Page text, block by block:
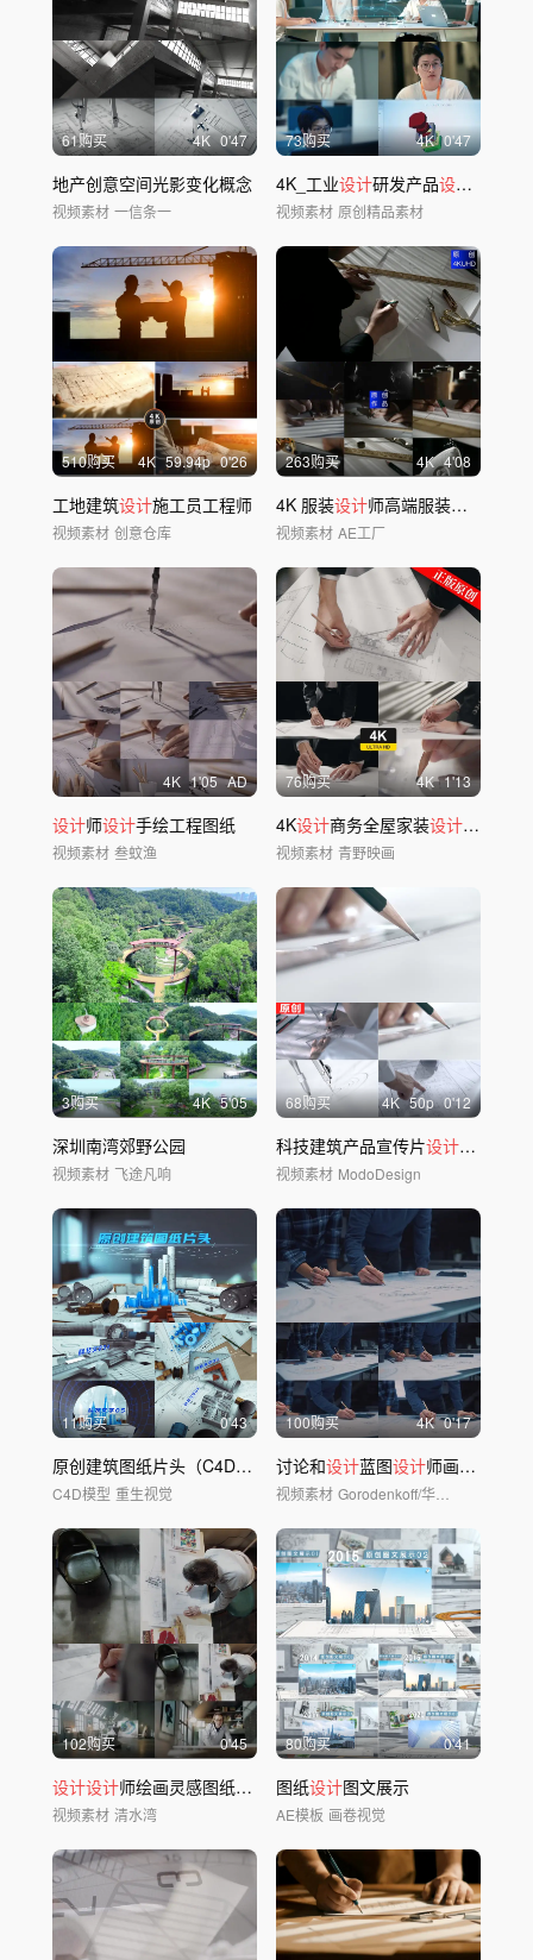
61购买 4K 0'47
地产创意空间光影变化概念
视频素材 一信条一
73购买 4K 0'47
4K_工业设计研发产品设计
视频素材 原创精品素材
510购买 4K 59.94p 0'26
工地建筑设计施工员工程师
视频素材 创意仓库
263购买 4K 4'08
4K 服装设计师高端服装定制服装图纸
视频素材 AE工厂
4K 1'05 AD
设计师设计手绘工程图纸
视频素材 叁蚊渔
76购买 4K 1'13
4K设计商务全屋家装设计师图纸
视频素材 青野映画
3购买 4K 5'05
深圳南湾郊野公园
视频素材 飞途凡响
68购买 4K 50p 0'12
科技建筑产品宣传片设计师绘图线
视频素材 ModoDesign
11购买 0'43
原创建筑图纸片头（C4D工程+AE模板）
C4D模型 重生视觉
100购买 4K 0'17
讨论和设计蓝图设计师画图研讨方案
视频素材
102购买 0'45
设计设计师绘画灵感图纸工业工
视频素材 清水湾
80购买 0'41
图纸设计图文展示
AE模板 画卷视觉